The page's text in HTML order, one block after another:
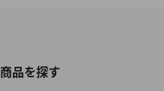
商品を探す